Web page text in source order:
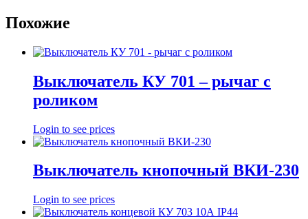
Похожие
Выключатель КУ 701 – рычаг с
роликом
Login to see prices
Выключатель кнопочный ВКИ-230
Login to see prices